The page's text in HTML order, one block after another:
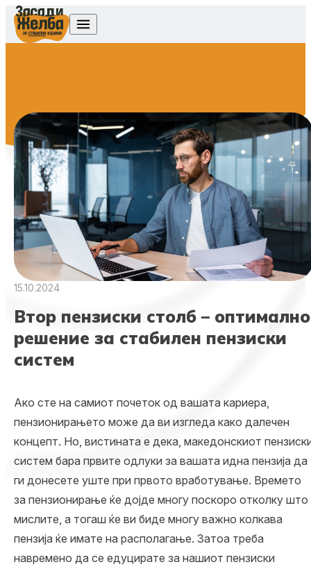
Skip to content
15.10.2024
Втор пензиски столб – оптимално
решение за стабилен пензиски
систем
Ако сте на самиот почеток од вашата кариера,
пензионирањето може да ви изгледа како далечен
концепт. Но, вистината е дека, македонскиот
систем бара првите одлуки за вашата идна пензија да
ги донесете уште при првото вработување. Времето
за пензионирање ќе дојде многу поскоро отколку што
мислите, а тогаш ќе ви биде многу важно колкава
пензија ќе имате на располагање. Затоа треба
навремено да се едуцирате за нашиот пензиски